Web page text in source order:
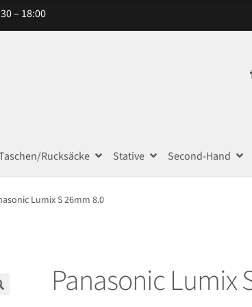
– 18:00
Rucksäcke Stative Second-Hand
Lumix S 26mm 8.0
Panasonic Lumix